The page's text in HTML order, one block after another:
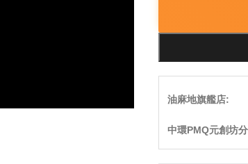
油麻地旗艦店:
中環PMQ元創坊